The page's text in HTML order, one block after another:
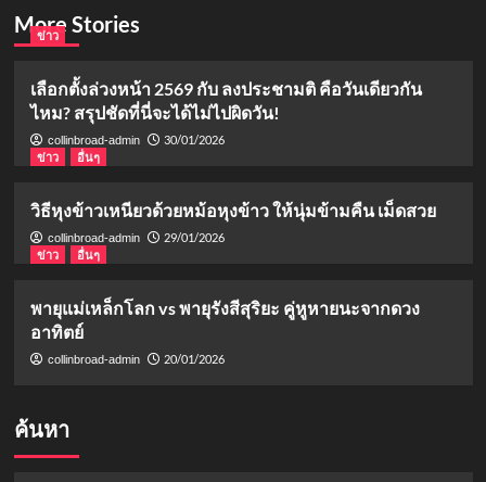
More Stories
ข่าว
เลือกตั้งล่วงหน้า 2569 กับ ลงประชามติ คือวันเดียวกัน
ไหม? สรุปชัดที่นี่จะได้ไม่ไปผิดวัน!
collinbroad-admin
30/01/2026
ข่าว
อื่นๆ
วิธีหุงข้าวเหนียวด้วยหม้อหุงข้าว ให้นุ่มข้ามคืน เม็ดสวย
collinbroad-admin
29/01/2026
ข่าว
อื่นๆ
พายุแม่เหล็กโลก vs พายุรังสีสุริยะ คู่หูหายนะจากดวง
อาทิตย์
collinbroad-admin 20/01/2026
ค้นหา